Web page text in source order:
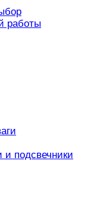
работы
и подсвечники